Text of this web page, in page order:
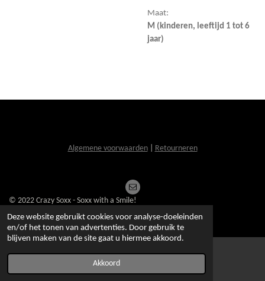
Deze website gebruikt cookies voor analyse-doeleinden
en/of het tonen van advertenties. Door gebruik te
blijven maken van de site gaat u hiermee akkoord.
Akkoord
Maat:
M (kinderen, leeftijd 1 tot 6
jaar)
Algemene voorwaarden| Retourneren
© 2022 Crazy Soxx - Soxx with a Smile!
Powered by JouwWeb